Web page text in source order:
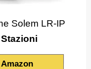
Solem LR-IP
Amazon